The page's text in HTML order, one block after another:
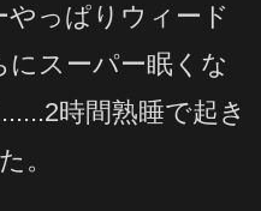
っぱりウィード
スーパー眠くな
時間熟睡で起き
。